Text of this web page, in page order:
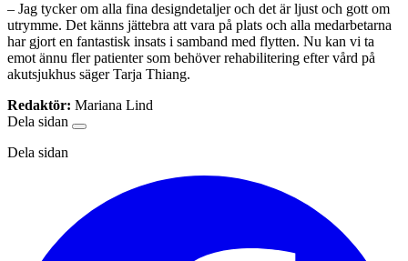
– Jag tycker om alla fina designdetaljer och det är ljust och gott om
utrymme. Det känns jättebra att vara på plats och alla medarbetarna
har gjort en fantastisk insats i samband med flytten. Nu kan vi ta
emot ännu fler patienter som behöver rehabilitering efter vård på
akutsjukhus säger Tarja Thiang.
Redaktör: Mariana Lind
Dela sidan
Dela sidan